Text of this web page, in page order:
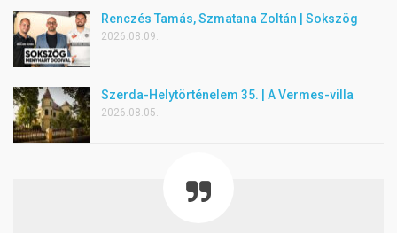
Renczés Tamás, Szmatana Zoltán | Sokszög
2026.08.09.
Szerda-Helytörténelem 35. | A Vermes-villa
2026.08.05.